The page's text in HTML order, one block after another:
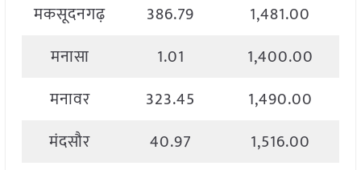
मकसूदनगढ़
386.79
1,481.00
मनासा
1.01
1,400.00
मनावर
323.45
1,490.00
मंदसौर
40.97
1,516.00